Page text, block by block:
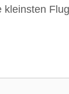
kleinsten